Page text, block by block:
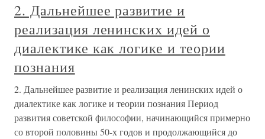
2. Дальнейшее развитие и
реализация ленинских идей о
диалектике как логике и теории
познания
2. Дальнейшее развитие и реализация ленинских идей о
диалектике как логике и теории познания Период
развития советской философии, начинающийся примерно
со второй половины 50-х годов и продолжающийся до